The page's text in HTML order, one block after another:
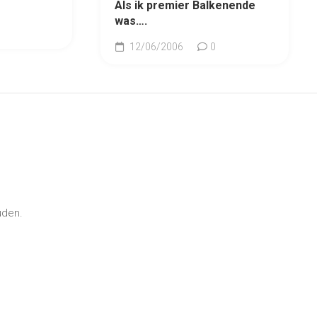
Als ik premier Balkenende
was….
12/06/2006 0